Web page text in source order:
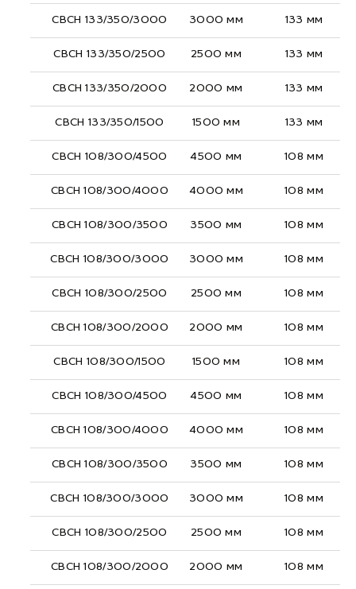
СВСН 133/350/3000 3000 мм 133 мм
СВСН 133/350/2500 2500 мм 133 мм
СВСН 133/350/2000 2000 мм 133 мм
СВСН 133/350/1500 1500 мм 133 мм
СВСН 108/300/4500 4500 мм 108 мм
СВСН 108/300/4000 4000 мм 108 мм
СВСН 108/300/3500 3500 мм 108 мм
СВСН 108/300/3000 3000 мм 108 мм
СВСН 108/300/2500 2500 мм 108 мм
СВСН 108/300/2000 2000 мм 108 мм
СВСН 108/300/1500 1500 мм 108 мм
СВСН 108/300/4500 4500 мм 108 мм
СВСН 108/300/4000 4000 мм 108 мм
СВСН 108/300/3500 3500 мм 108 мм
СВСН 108/300/3000 3000 мм 108 мм
СВСН 108/300/2500 2500 мм 108 мм
СВСН 108/300/2000 2000 мм 108 мм